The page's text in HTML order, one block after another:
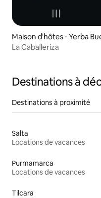
Maison d'hôtes ⋅ Yerba
La Caballeriza
Destinations à
Destinations à proximité
Salta
Locations de vacances
Purmamarca
Locations de vacances
Tilcara